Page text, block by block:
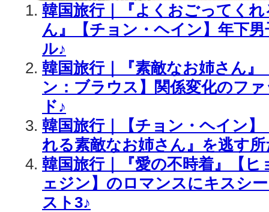
韓国旅行｜『よくおごってく
ん』【チョン・ヘイン】年下
ル♪
韓国旅行｜『素敵なお姉さん
ン：ブラウス】関係変化のフ
ド♪
韓国旅行｜【チョン・ヘイン
れる素敵なお姉さん』を逃す
韓国旅行｜『愛の不時着』【ヒ
ェジン】のロマンスにキスシ
スト3♪